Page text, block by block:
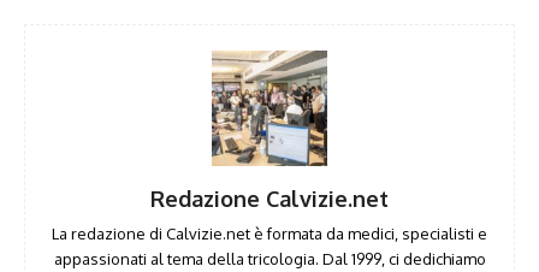
Redazione Calvizie.net
La redazione di Calvizie.net è formata da medici, specialisti e
appassionati al tema della tricologia. Dal 1999, ci dedichiamo